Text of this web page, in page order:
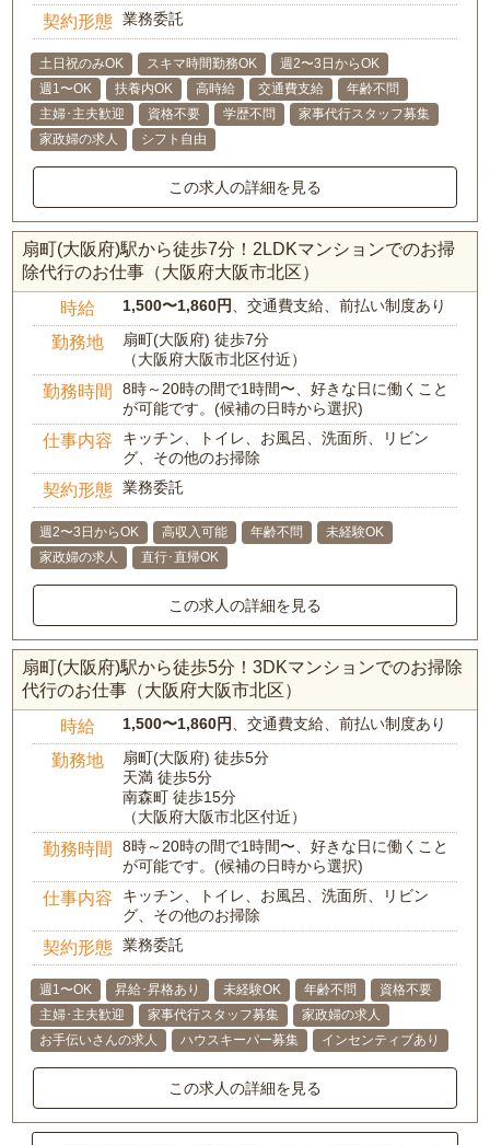
契約形態 業務委託
土日祝のみOK スキマ時間勤務OK
週2〜3日からOK
週1〜OK
扶養内OK 高時給 交通費支給
年齢不問
主婦･主夫歓迎
資格不要 学歴不問
家事代行スタッフ募集
家政婦の求人
シフト自由
この求人の詳細を見る
扇町(大阪府)駅から徒歩7分！2LDKマンションでのお掃
除代行のお仕事（大阪府大阪市北区）
時給 1,500〜1,860円、交通費支給、前払い制度あり
勤務地
扇町(大阪府) 徒歩7分
（大阪府大阪市北区付近）
勤務時間
8時～20時の間で1時間〜、好きな日に働くこと
が可能です。(候補の日時から選択)
仕事内容
キッチン、トイレ、お風呂、洗面所、リビン
グ、その他のお掃除
契約形態 業務委託
週2〜3日からOK 高収入可能 年齢不問
未経験OK
家政婦の求人
直行･直帰OK
この求人の詳細を見る
扇町(大阪府)駅から徒歩5分！3DKマンションでのお掃除
代行のお仕事（大阪府大阪市北区）
時給 1,500〜1,860円、交通費支給、前払い制度あり
勤務地
扇町(大阪府) 徒歩5分
天満 徒歩5分
南森町 徒歩15分
（大阪府大阪市北区付近）
勤務時間
8時～20時の間で1時間〜、好きな日に働くこと
が可能です。(候補の日時から選択)
仕事内容
キッチン、トイレ、お風呂、洗面所、リビン
グ、その他のお掃除
契約形態 業務委託
週1〜OK 昇給･昇格あり 未経験OK 年齢不問
資格不要
主婦･主夫歓迎
家事代行スタッフ募集
家政婦の求人
お手伝いさんの求人
ハウスキーパー募集 インセンティブあり
この求人の詳細を見る